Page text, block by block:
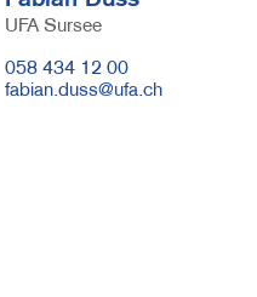
Funktion
UFA Sursee
Telefonnummer
058 434 12 00
E-
fabian.duss@ufa.ch